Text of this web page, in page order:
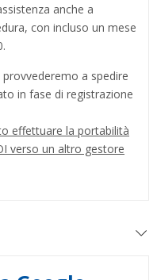
anche a
con incluso un mese
a spedire
in fase di registrazione
effettuare la portabilità
verso un altro gestore